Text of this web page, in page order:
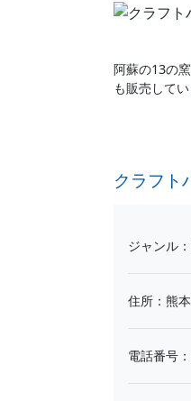
阿蘇の13の
も販売してい
クラフト
ジャンル
住所：熊
電話番号